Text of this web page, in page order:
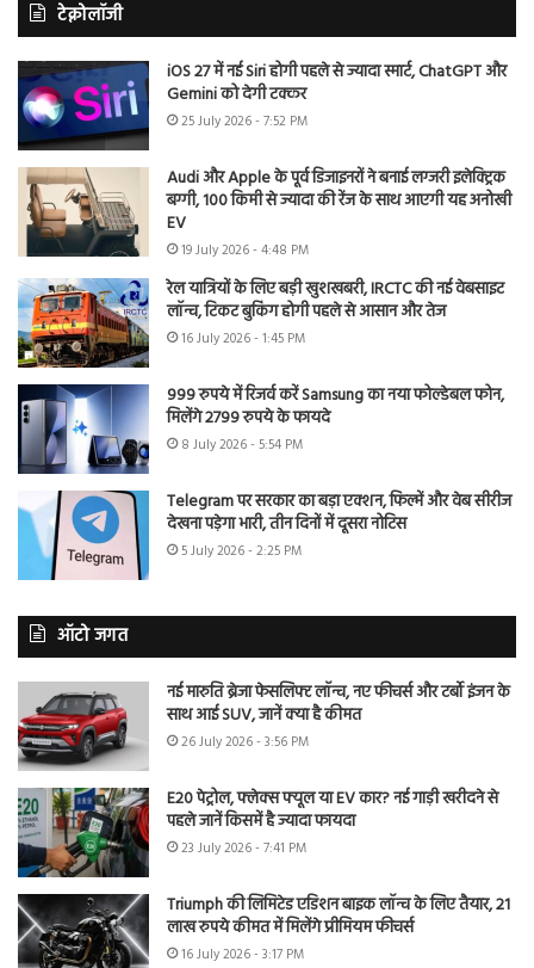
टेक्नोलॉजी
iOS 27 में नई Siri होगी पहले से ज्यादा स्मार्ट, ChatGPT और
Gemini को देगी टक्कर
25 July 2026 - 7:52 PM
Audi और Apple के पूर्व डिजाइनरों ने बनाई लग्जरी इलेक्ट्रिक
बग्गी, 100 किमी से ज्यादा की रेंज के साथ आएगी यह अनोखी
EV
19 July 2026 - 4:48 PM
रेल यात्रियों के लिए बड़ी खुशखबरी, IRCTC की नई वेबसाइट
लॉन्च, टिकट बुकिंग होगी पहले से आसान और तेज
16 July 2026 - 1:45 PM
999 रुपये में रिजर्व करें Samsung का नया फोल्डेबल फोन,
मिलेंगे 2799 रुपये के फायदे
8 July 2026 - 5:54 PM
Telegram पर सरकार का बड़ा एक्शन, फिल्में और वेब सीरीज
देखना पड़ेगा भारी, तीन दिनों में दूसरा नोटिस
5 July 2026 - 2:25 PM
ऑटो जगत
नई मारुति ब्रेजा फेसलिफ्ट लॉन्च, नए फीचर्स और टर्बो इंजन के
साथ आई SUV, जानें क्या है कीमत
26 July 2026 - 3:56 PM
E20 पेट्रोल, फ्लेक्स फ्यूल या EV कार? नई गाड़ी खरीदने से
पहले जानें किसमें है ज्यादा फायदा
23 July 2026 - 7:41 PM
Triumph की लिमिटेड एडिशन बाइक लॉन्च के लिए तैयार, 21
लाख रुपये कीमत में मिलेंगे प्रीमियम फीचर्स
16 July 2026 - 3:17 PM